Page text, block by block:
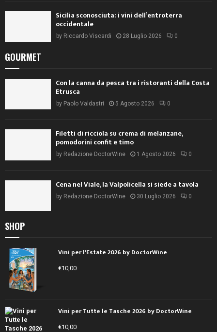
Sicilia sconosciuta: i vini dell’entroterra
occidentale
by Riccardo Viscardi 28 Luglio 2026 0
GOURMET
Con la canna da pesca tra i ristoranti della Costa
Etrusca
by Paolo Valdastri 5 Agosto 2026 0
Filetti di ricciola su crema di melanzane,
pomodorini confit e timo
by Redazione DoctorWine 1 Agosto 2026 0
Cena nel Viale, la Valpolicella si siede a tavola
by Redazione DoctorWine 30 Luglio 2026 0
SHOP
Vini per l'Estate 2026 by DoctorWine
€10,00
Vini per Tutte le Tasche 2026 by DoctorWine
€10,00